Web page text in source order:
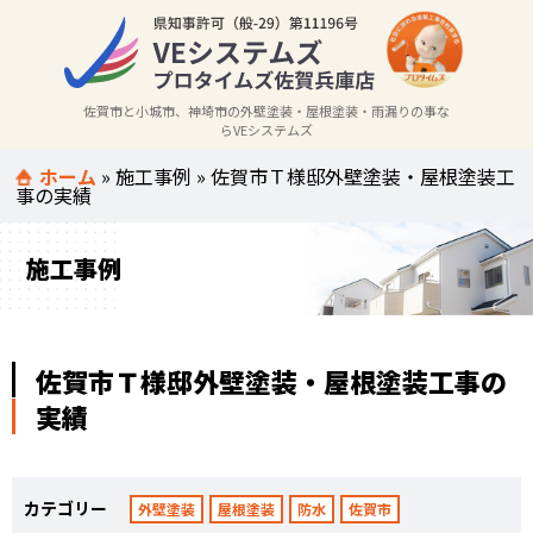
佐賀市と小城市、神埼市の外壁塗装・屋根塗装・雨漏りの事な
らVEシステムズ
ホーム »施工事例 »佐賀市Ｔ様邸外壁塗装・屋根塗装工
事の実績
施工事例
佐賀市Ｔ様邸外壁塗装・屋根塗装工事の
実績
カテゴリー 外壁塗装 屋根塗装 防水 佐賀市